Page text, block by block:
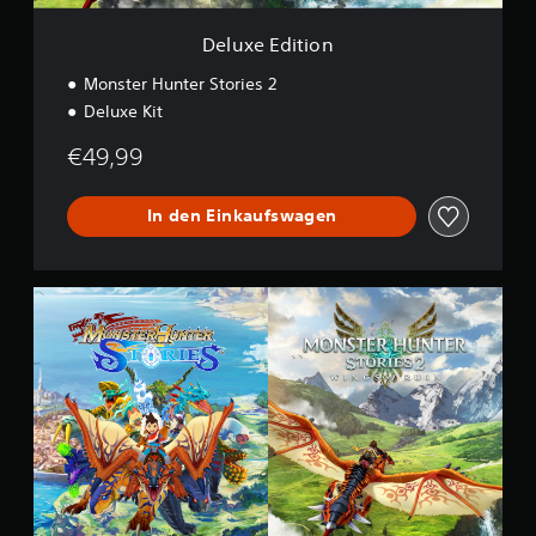
n
Deluxe Edition
Monster Hunter Stories 2
Deluxe Kit
€49,99
In den Einkaufswagen
C
l
e
c
t
i
o
n